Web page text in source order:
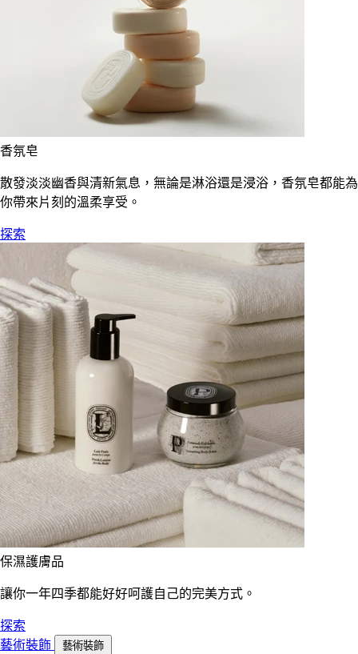
香氛皂
散發淡淡幽香與清新氣息，無論是淋浴還是浸浴，香氛皂都能為
你帶來片刻的溫柔享受。
探索
保濕護膚品
讓你一年四季都能好好呵護自己的完美方式。
探索
藝術裝飾
藝術裝飾